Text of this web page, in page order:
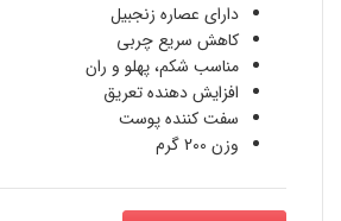
دارای عصاره زنجبیل
کاهش سریع چربی
مناسب شکم، پهلو و ران
افزایش دهنده تعریق
سفت کننده پوست
وزن 200 گرم